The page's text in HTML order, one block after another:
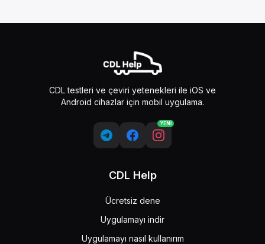
CDL testleri ve çeviri yetenekleri ile iOS ve
Android cihazlar için mobil uygulama.
YENİ
CDL Help
Ücretsiz dene
Uygulamayı indir
Uygulamayı nasıl kullanırım